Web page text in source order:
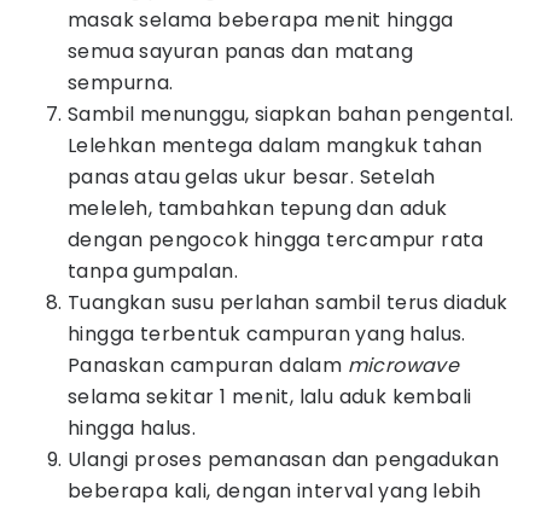
masak selama beberapa menit hingga
semua sayuran panas dan matang
sempurna.
Sambil menunggu, siapkan bahan pengental.
Lelehkan mentega dalam mangkuk tahan
panas atau gelas ukur besar. Setelah
meleleh, tambahkan tepung dan aduk
dengan pengocok hingga tercampur rata
tanpa gumpalan.
Tuangkan susu perlahan sambil terus diaduk
hingga terbentuk campuran yang halus.
Panaskan campuran dalam microwave
selama sekitar 1 menit, lalu aduk kembali
hingga halus.
Ulangi proses pemanasan dan pengadukan
beberapa kali, dengan interval yang lebih